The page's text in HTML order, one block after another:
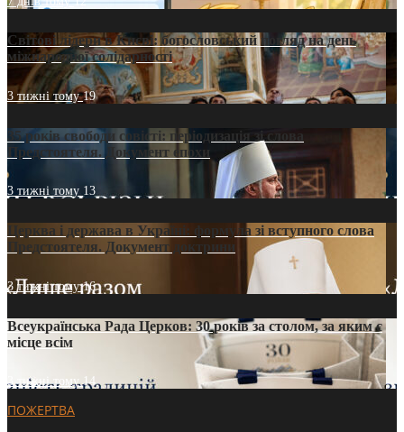
Світові лідери в Києві: богословський погляд на день
міжнародної солідарності
3 тижні тому19
35 років свободи совісті: періодизація зі слова
Предстоятеля. Документ епохи
3 тижні тому 13
Церква і держава в Україні: формула зі вступного слова
Предстоятеля. Документ доктрини
3 тижні тому16
Всеукраїнська Рада Церков: 30 років за столом, за яким є
місце всім
3 тижні тому14
ПОЖЕРТВА